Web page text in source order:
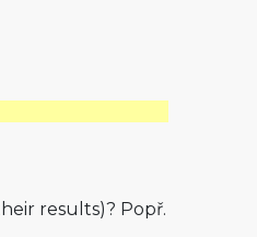
results)? Popř.